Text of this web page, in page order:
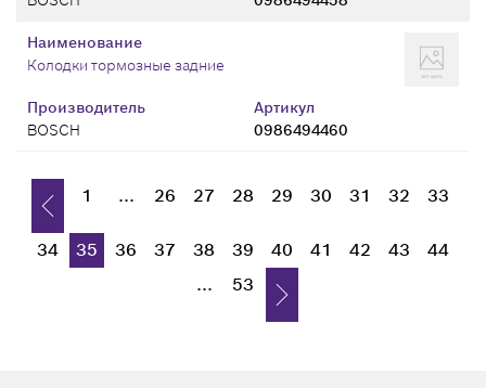
Производитель
BOSCH
Артикул
0986494460
Наименование
Колодки тормозные задние
1 ... 26 27 28 29 30 31 32 33
34 35 36 37 38 39 40 41 42 43
44
...
53